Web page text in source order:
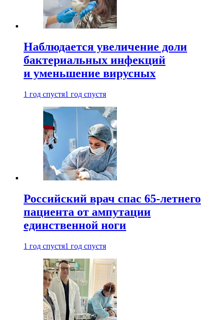
Наблюдается увеличение доли
бактериальных инфекций
и уменьшение вирусных
1 год спустя1 год спустя
Российский врач спас 65-летнего
пациента от ампутации
единственной ноги
1 год спустя1 год спустя